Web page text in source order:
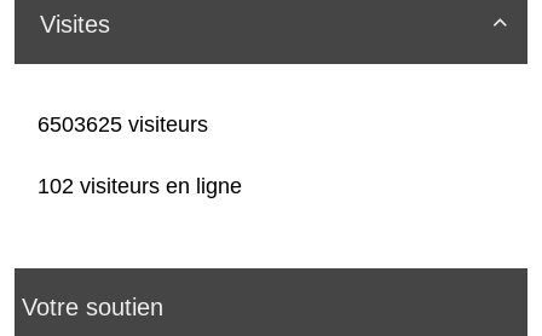

Visites
6503625 visiteurs
102 visiteurs en ligne
Votre soutien